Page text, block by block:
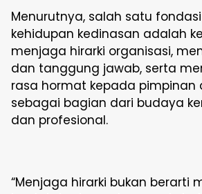
Menurutnya, salah satu
kehidupan kedinasan adalah
menjaga hirarki organisasi,
dan tanggung jawab, serta
rasa hormat kepada pimpinan
sebagai bagian dari budaya
dan profesional.
“Menjaga hirarki bukan berarti